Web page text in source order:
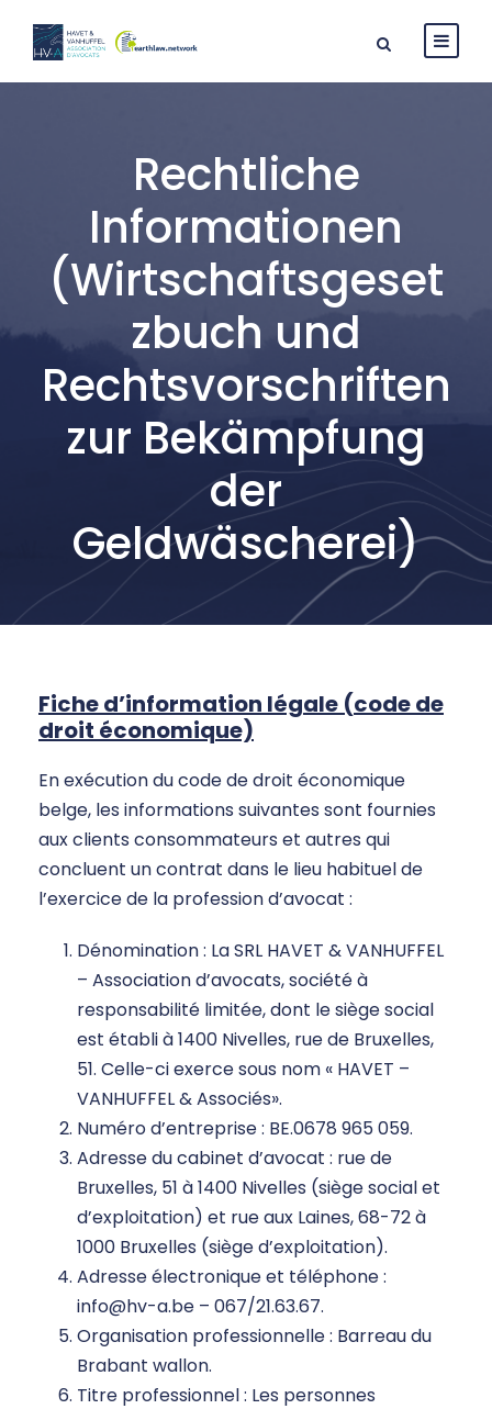
Rechtliche
Informationen
(Wirtschaftsgeset
zbuch und
Rechtsvorschriften
zur Bekämpfung
der
Geldwäscherei)
Fiche d’information légale (code de
droit économique)
En exécution du code de droit économique
belge, les informations suivantes sont fournies
aux clients consommateurs et autres qui
concluent un contrat dans le lieu habituel de
l’exercice de la profession d’avocat :
Dénomination : La SRL HAVET & VANHUFFEL
– Association d’avocats, société à
responsabilité limitée, dont le siège social
est établi à 1400 Nivelles, rue de Bruxelles,
51. Celle-ci exerce sous nom « HAVET –
VANHUFFEL & Associés».
Numéro d’entreprise : BE.0678 965 059.
Adresse du cabinet d’avocat : rue de
Bruxelles, 51 à 1400 Nivelles (siège social et
d’exploitation) et rue aux Laines, 68-72 à
1000 Bruxelles (siège d’exploitation).
Adresse électronique et téléphone :
info@hv-a.be – 067/21.63.67.
Organisation professionnelle : Barreau du
Brabant wallon.
Titre professionnel : Les personnes